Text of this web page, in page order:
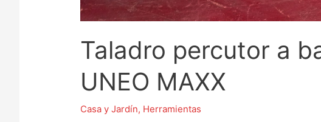
Taladro percutor a
UNEO MAXX
Casa y Jardín, Herramientas